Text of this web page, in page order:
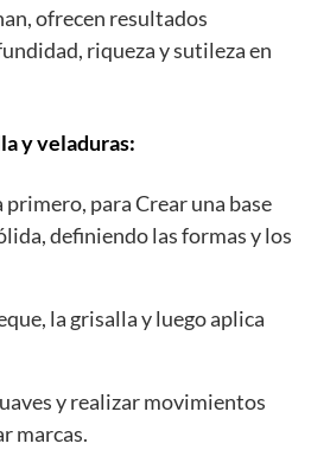
ofrecen resultados
riqueza y sutileza en
y veladuras:
primero, para Crear una base
definiendo las formas y los
la grisalla y luego aplica
y realizar movimientos
marcas.